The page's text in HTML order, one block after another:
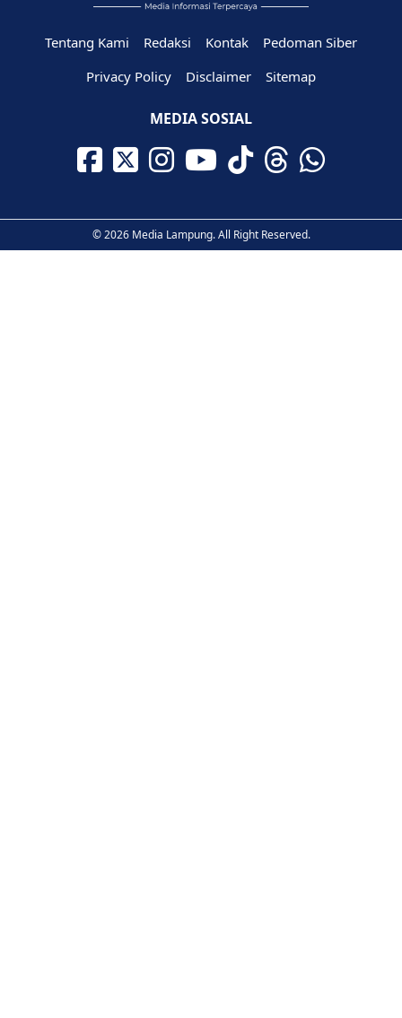
Tentang Kami Redaksi Kontak
Pedoman Siber
Privacy Policy
Disclaimer Sitemap
MEDIA SOSIAL
© 2026 Media Lampung. All Right Reserved.